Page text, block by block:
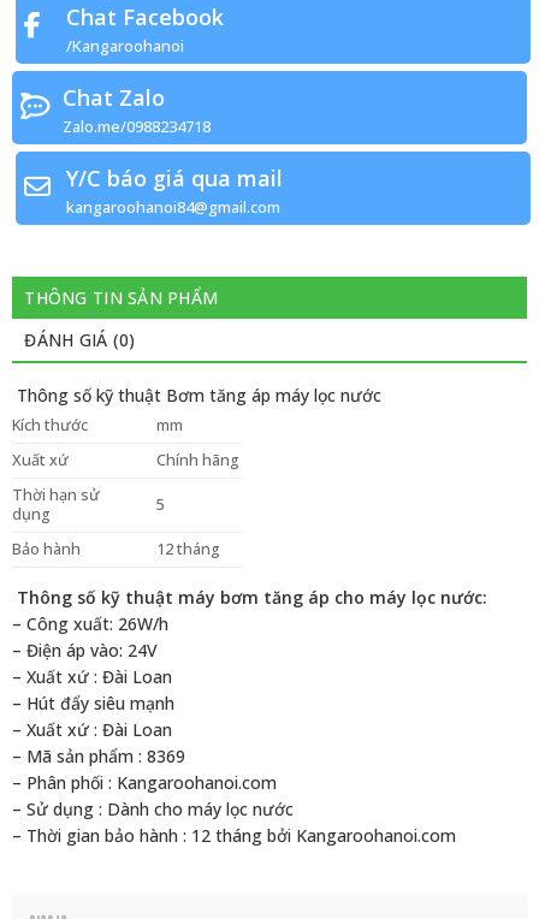
Chat Facebook
/Kangaroohanoi
Chat Zalo
Zalo.me/0988234718
Y/C báo giá qua mail
kangaroohanoi84@gmail.com
THÔNG TIN SẢN PHẨM
ĐÁNH GIÁ (0)
Thông số kỹ thuật Bơm tăng áp máy lọc nước
Kích thước
mm
Xuất xứ
Chính hãng
Thời hạn sử
dụng
5
Bảo hành 12 tháng
Thông số kỹ thuật máy bơm tăng áp cho máy lọc nước:
– Công xuất: 26W/h
– Điện áp vào: 24V
– Xuất xứ : Đài Loan
– Hút đẩy siêu mạnh
– Xuất xứ : Đài Loan
– Mã sản phẩm : 8369
– Phân phối : Kangaroohanoi.com
– Sử dụng : Dành cho máy lọc nước
– Thời gian bảo hành : 12 tháng bởi Kangaroohanoi.com